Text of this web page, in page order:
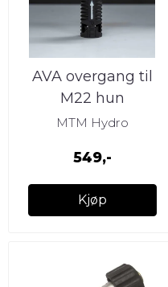
AVA overgang til
M22 hun
MTM Hydro
549,-
Kjøp